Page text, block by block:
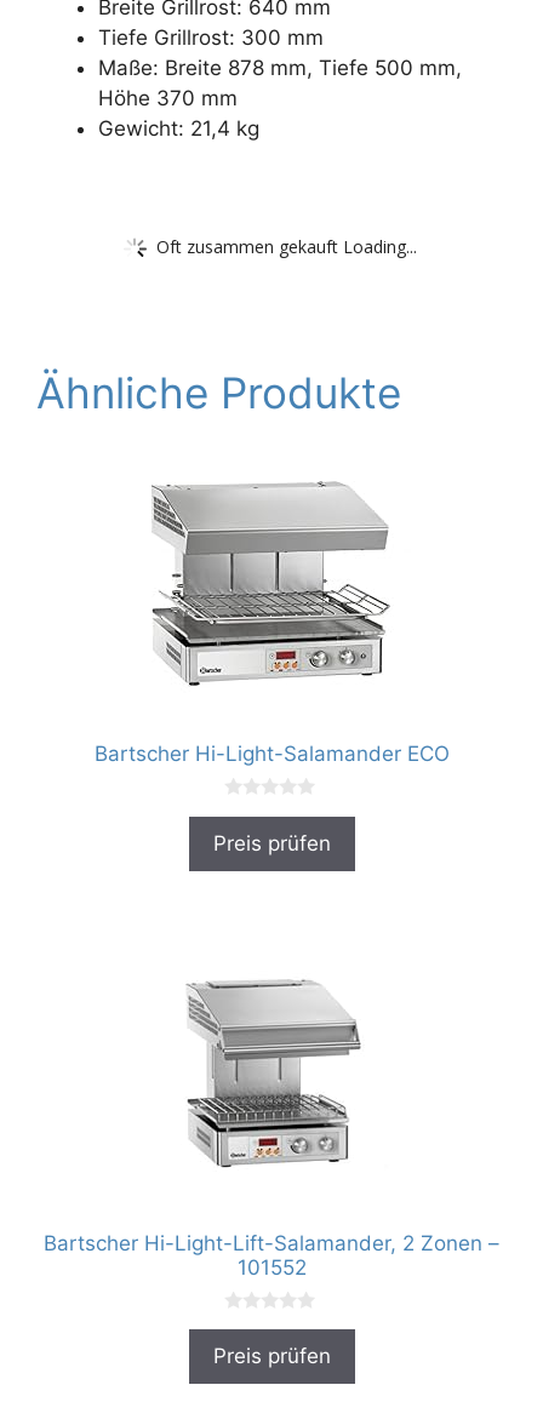
Breite Grillrost: 640 mm
Tiefe Grillrost: 300 mm
Maße: Breite 878 mm, Tiefe 500 mm,
Höhe 370 mm
Gewicht: 21,4 kg
Oft zusammen gekauft Loading...
Ähnliche Produkte
Bartscher Hi-Light-Salamander ECO
o
Preis prüfen
Bartscher Hi-Light-Lift-Salamander, 2 Zonen –
101552
0
o
Preis prüfen